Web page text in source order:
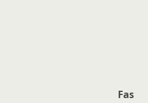
Fas